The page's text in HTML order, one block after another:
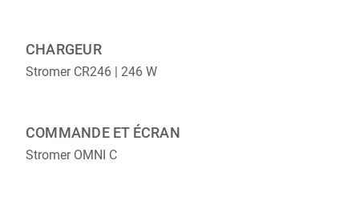
CHARGEUR
Stromer CR246 | 246 W
COMMANDE ET ÉCRAN
Stromer OMNI C